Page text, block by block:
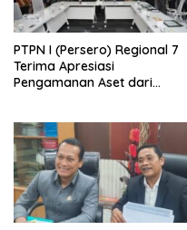
PTPN I (Persero) Regional 7
Terima Apresiasi
Pengamanan Aset dari